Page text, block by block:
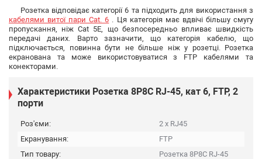
Розетка відповідає категорії 6 та підходить для використання з
кабелями витої пари Cat. 6 . Ця категорія має вдвічі більшу смугу
пропускання, ніж Cat 5E, що безпосередньо впливає швидкість
передачі даних. Варто зазначити, що категорія кабелю, що
підключається, повинна бути не більше ніж у розетці. Розетка
екранована та може використовуватися з FTP кабелями та
конекторами.
Характеристики Розетка 8P8C RJ-45, кат 6, FTP, 2
порти
Роз'єми:
2 x RJ45
Екранування:
FTP
Тип товару:
Розетка 8P8C RJ-45